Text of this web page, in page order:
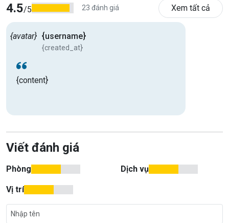
4.5/5 23 đánh giá Xem tất cả
{avatar} {username}
{created_at}
{content}
Viết đánh giá
Phòng Dịch vụ
Vị trí